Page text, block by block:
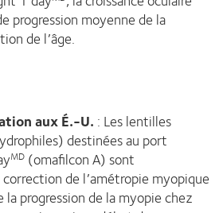
progression moyenne de la
de l’âge.
aux É.-U. : Les lentilles
destinées au port
MD (omafilcon A) sont
de l’amétropie myopique
progression de la myopie chez